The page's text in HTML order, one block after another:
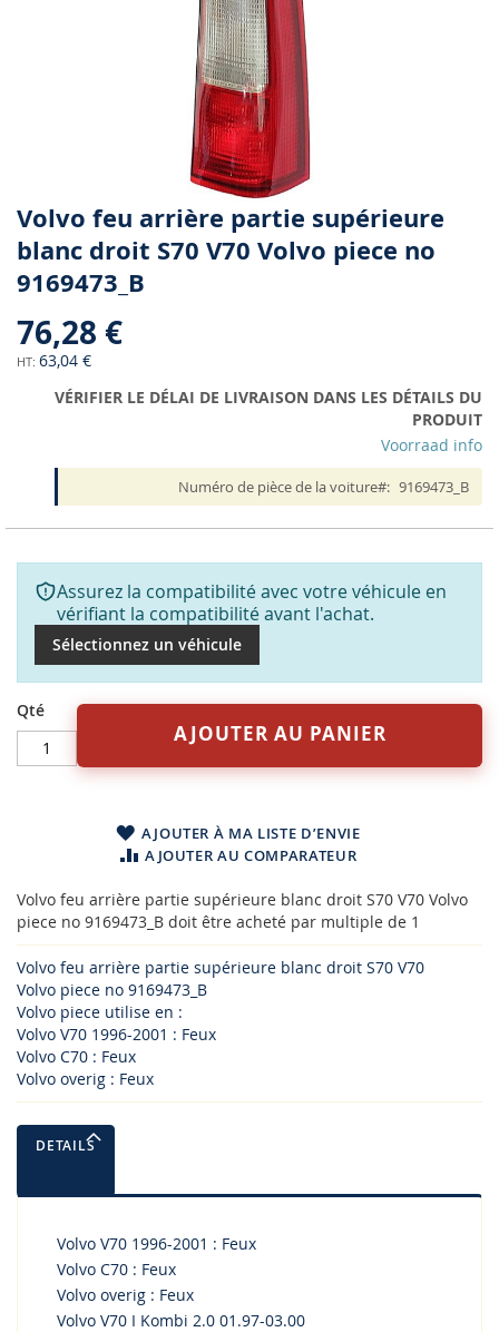
Skip
to
the
beginning
the
images
gallery
Volvo feu arrière partie supérieure
blanc droit S70 V70 Volvo piece no
9169473_B
76,28 €
63,04 €
VÉRIFIER LE DÉLAI DE LIVRAISON DANS LES DÉTAILS DU
PRODUIT
Voorraad info
Numéro de pièce de la voiture 9169473_B
Assurez la compatibilité avec votre véhicule en
vérifiant la compatibilité avant l'achat.
Sélectionnez un véhicule
Qté
AJOUTER AU PANIER
AJOUTER À MA LISTE D’ENVIE
AJOUTER AU COMPARATEUR
Volvo feu arrière partie supérieure blanc droit S70 V70 Volvo
piece no 9169473_B doit être acheté par multiple de 1
Volvo feu arrière partie supérieure blanc droit S70 V70
Volvo piece no 9169473_B
Volvo piece utilise en :
Volvo V70 1996-2001 : Feux
Volvo C70 : Feux
Volvo overig : Feux
DETAILS
Volvo V70 1996-2001 : Feux
Volvo C70 : Feux
Volvo overig : Feux
Volvo V70 I Kombi 2.0 01.97-03.00